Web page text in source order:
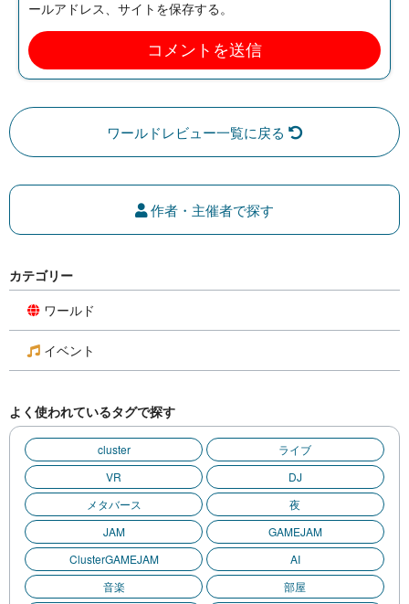
ールアドレス、サイトを保存する。
ワールドレビュー一覧に戻る
作者・主催者で探す
カテゴリー
ワールド
イベント
よく使われているタグで探す
cluster
ライブ
VR
DJ
メタバース
夜
JAM
GAMEJAM
ClusterGAMEJAM
AI
音楽
部屋